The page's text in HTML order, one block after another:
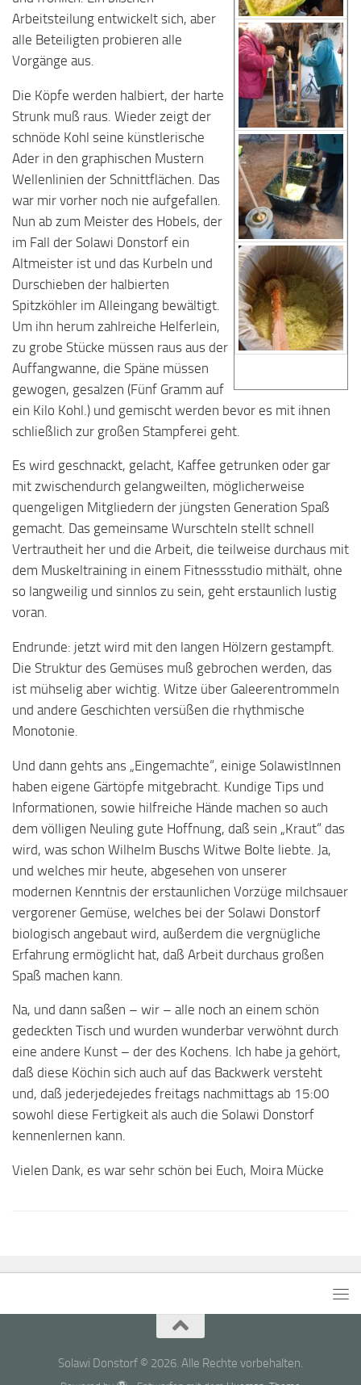
Arbeitsteilung entwickelt sich, aber
alle Beteiligten probieren alle
Vorgänge aus.
Die Köpfe werden halbiert, der harte
Strunk muß raus. Wieder zeigt der
schnöde Kohl seine künstlerische
Ader in den graphischen Mustern
Wellenlinien der Schnittflächen. Das
war mir vorher noch nie aufgefallen.
Nun ab zum Meister des Hobels, der
im Fall der Solawi Donstorf ein
Altmeister ist und das Kurbeln und
Durschieben der halbierten
Spitzköhler im Alleingang bewältigt.
Um ihn herum zahlreiche Helferlein,
zu grobe Stücke müssen raus aus der
Auffangwanne, die Späne müssen
gewogen, gesalzen (Fünf Gramm auf
ein Kilo Kohl.) und gemischt werden bevor es mit ihnen
schließlich zur großen Stampferei geht.
Es wird geschnackt, gelacht, Kaffee getrunken oder gar
mit zwischendurch gelangweilten, möglicherweise
quengeligen Mitgliedern der jüngsten Generation Spaß
gemacht. Das gemeinsame Wurschteln stellt schnell
Vertrautheit her und die Arbeit, die teilweise durchaus mit
dem Muskeltraining in einem Fitnessstudio mithält, ohne
so langweilig und sinnlos zu sein, geht erstaunlich lustig
voran.
Endrunde: jetzt wird mit den langen Hölzern gestampft.
Die Struktur des Gemüses muß gebrochen werden, das
ist mühselig aber wichtig. Witze über Galeerentrommeln
und andere Geschichten versüßen die rhythmische
Monotonie.
Und dann gehts ans „Eingemachte“, einige SolawistInnen
haben eigene Gärtöpfe mitgebracht. Kundige Tips und
Informationen, sowie hilfreiche Hände machen so auch
dem völligen Neuling gute Hoffnung, daß sein „Kraut“ das
wird, was schon Wilhelm Buschs Witwe Bolte liebte. Ja,
und welches mir heute, abgesehen von unserer
modernen Kenntnis der erstaunlichen Vorzüge milchsauer
vergorener Gemüse, welches bei der Solawi Donstorf
biologisch angebaut wird, außerdem die vergnügliche
Erfahrung ermöglicht hat, daß Arbeit durchaus großen
Spaß machen kann.
Na, und dann saßen – wir – alle noch an einem schön
gedeckten Tisch und wurden wunderbar verwöhnt durch
eine andere Kunst – der des Kochens. Ich habe ja gehört,
daß diese Köchin sich auch auf das Backwerk versteht
und, daß jederjedejedes freitags nachmittags ab 15:00
sowohl diese Fertigkeit als auch die Solawi Donstorf
kennenlernen kann.
Vielen Dank, es war sehr schön bei Euch, Moira Mücke
Solawi Donstorf © 2026. Alle Rechte vorbehalten.